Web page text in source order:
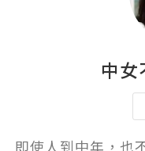
中女
即使人到中年，也